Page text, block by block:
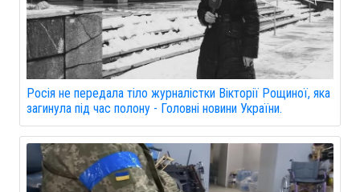
Росія не передала тіло журналістки Вікторії Рощиної, яка
загинула під час полону - Головні новини України.